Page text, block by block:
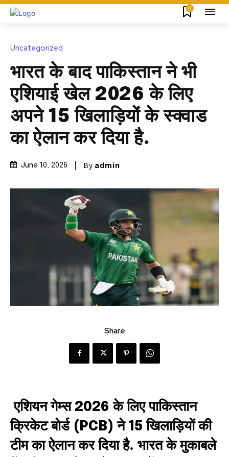
0
Uncategorized
भारत के बाद पाकिस्तान ने भी
एशियाई खेल 2026 के लिए
अपने 15 खिलाड़ियों के स्क्वाड
का ऐलान कर दिया है.
June 10, 2026 By admin
Share
एशियन गेम्स 2026 के लिए पाकिस्तान
क्रिकेट बोर्ड (PCB) ने 15 खिलाड़ियों की
टीम का ऐलान कर दिया है. भारत के मुकाबले